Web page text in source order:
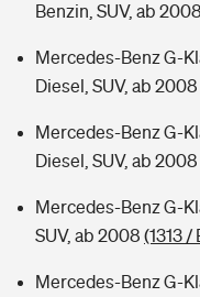
Benzin, SUV, ab 2008
Mercedes-Benz G-
Diesel, SUV, ab 2008
Mercedes-Benz G-
Diesel, SUV, ab 2008
Mercedes-Benz G-
SUV, ab 2008 (1313 /
Mercedes-Benz G-